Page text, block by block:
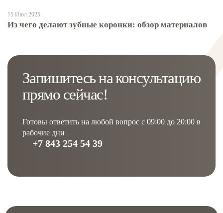
15 Июл 2025
Из чего делают зубные коронки: обзор материалов
Запишитесь на консультацию
прямо сейчас!
Готовы ответить на любой вопрос с 09:00 до 20:00 в
рабочие дни
+7 843 254 54 39